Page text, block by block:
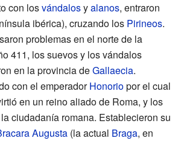
con losvándalosyalanos, entraron
ibérica), cruzando los Pirineos.
problemas en el norte de la
411, los suevos y los vándalos
en la provincia deGallaecia.
con el emperadorHonoriopor el cual
en un reino aliado de Roma, y los
ciudadanía romana. Establecieron su
Augusta (la actual Braga, en